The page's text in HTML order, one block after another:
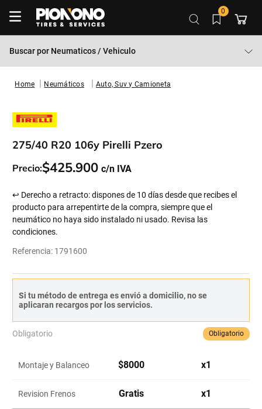
0
Buscar por Neumaticos / Vehiculo
Neumáticos Auto, Suv y Camioneta
275/40 R20 106y Pirelli Pzero
Precio:$425.900
↩ Derecho a retracto: dispones de 10 días desde que recibes el
producto para arrepentirte de la compra, siempre que el
neumático no haya sido instalado ni usado. Revisa las
condiciones.
Referencia: 1791600
Si tu método de entrega es envió a domicilio, no se
aplicaran recargos por los servicios.
Obligatorio Obligatorio
Montaje y Balanceo $8000 x1
Revision Frenos Gratis x1